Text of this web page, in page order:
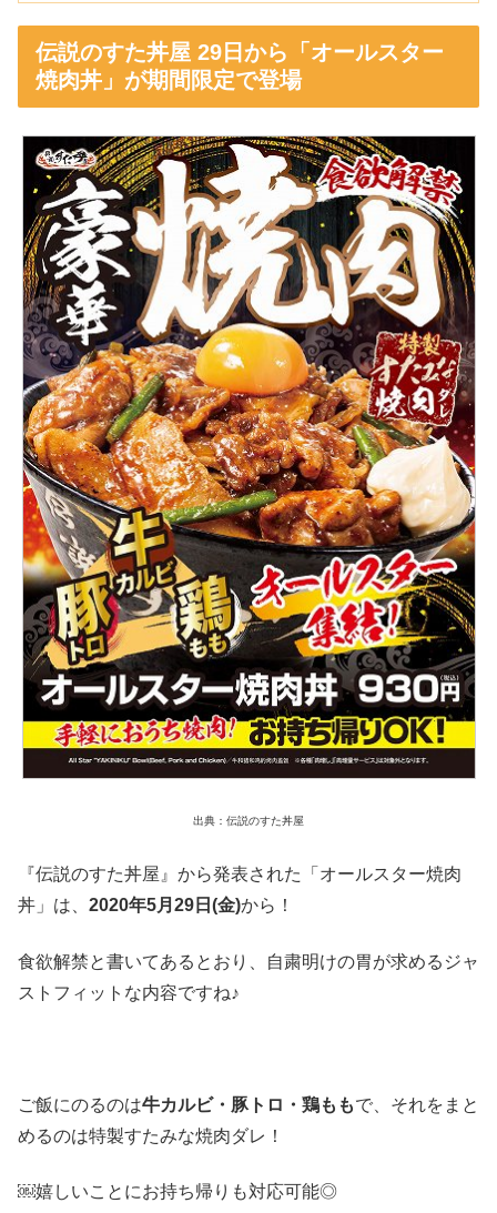
伝説のすた丼屋 29日から「オールスター
焼肉丼」が期間限定で登場
出典：伝説のすた丼屋
『伝説のすた丼屋』から発表された「オールスター焼肉
丼」は、 2020年5月29日(金)から！
食欲解禁と書いてあるとおり、自粛明けの胃が求めるジャ
ストフィットな内容ですね♪
ご飯にのるのは牛カルビ・豚トロ・鶏ももで、それをまと
めるのは特製すたみな焼肉ダレ！
￼嬉しいことにお持ち帰りも対応可能◎